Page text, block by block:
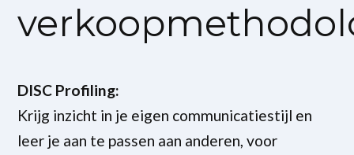
DISC Profiling:
Krijg inzicht in je eigen communicatiestijl en
leer je aan te passen aan anderen, voor